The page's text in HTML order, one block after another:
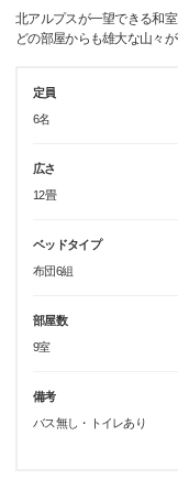
北アルプスが一望できる和室
どの部屋からも雄大な山々
定員
6名
広さ
12畳
ベッドタイプ
布団6組
部屋数
9室
備考
バス無し・トイレあり